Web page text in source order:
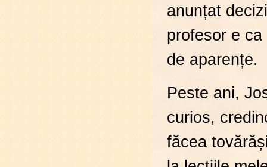
anunțat
profesor e
de aparențe.
Peste ani,
curios,
făcea